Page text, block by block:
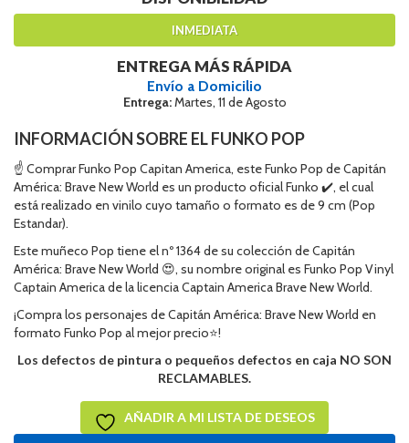
INMEDIATA
ENTREGA MÁS RÁPIDA
Envío a Domicilio
Entrega:Martes, 11 de Agosto
INFORMACIÓN SOBRE EL FUNKO POP
☝ Comprar Funko Pop Capitan America, este Funko Pop de Capitán
América: Brave New World es un producto oficial Funko ✔️, el cual
está realizado en vinilo cuyo tamaño o formato es de 9 cm (Pop
Estandar).
Este muñeco Pop tiene el nº 1364 de su colección de Capitán
América: Brave New World 😍, su nombre original es Funko Pop Vinyl
Captain America de la licencia Captain America Brave New World.
¡Compra los personajes de Capitán América: Brave New World en
formato Funko Pop al mejor precio⭐!
Los defectos de pintura o pequeños defectos en caja NO SON
RECLAMABLES.
AÑADIR A MI LISTA DE DESEOS